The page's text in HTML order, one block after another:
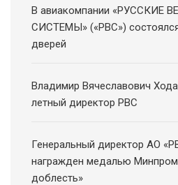
В авиакомпании «РУССКИЕ
СИСТЕМЫ» («РВС»)
дверей
Владимир Вячеславович
летный директор РВС
Генеральный директор АО
награжден медалью
доблесть»